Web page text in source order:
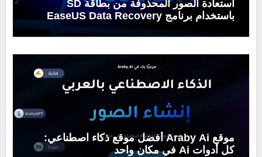
استعادة الصور المحذوفة من بطاقة SD
باستخدام برنامج EaseUS Data Recovery
موقع Araby Ai أفضل موقع ذكاء اصطناعي:
كل أدوات Ai في مكان واحد